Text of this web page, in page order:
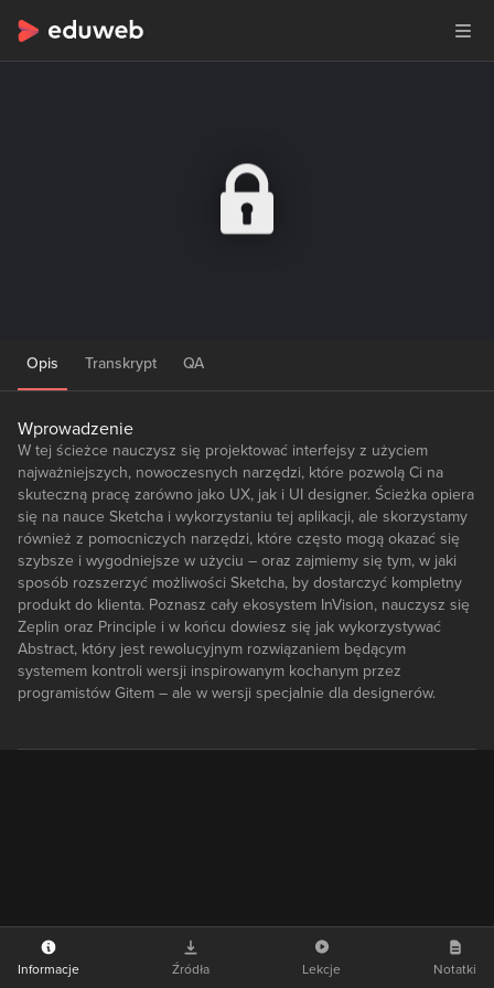
Opis Transkrypt QA
Wprowadzenie
W tej ścieżce nauczysz się projektować interfejsy z użyciem
najważniejszych, nowoczesnych narzędzi, które pozwolą Ci na
skuteczną pracę zarówno jako UX, jak i UI designer. Ścieżka opiera
się na nauce Sketcha i wykorzystaniu tej aplikacji, ale skorzystamy
również z pomocniczych narzędzi, które często mogą okazać się
szybsze i wygodniejsze w użyciu – oraz zajmiemy się tym, w jaki
sposób rozszerzyć możliwości Sketcha, by dostarczyć kompletny
produkt do klienta. Poznasz cały ekosystem InVision, nauczysz się
Zeplin oraz Principle i w końcu dowiesz się jak wykorzystywać
Abstract, który jest rewolucyjnym rozwiązaniem będącym
systemem kontroli wersji inspirowanym kochanym przez
programistów Gitem – ale w wersji specjalnie dla designerów.
Informacje Źródła Lekcje Notatki